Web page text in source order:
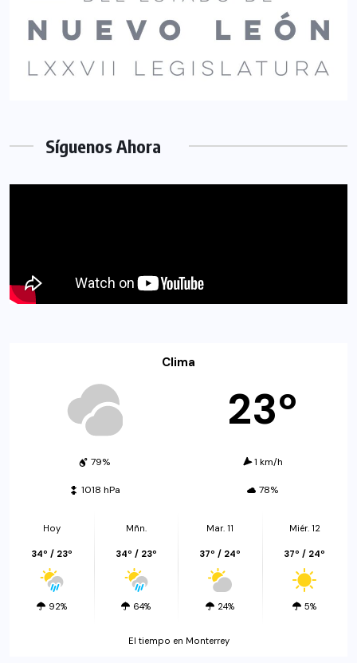
Síguenos Ahora
Clima
23º
79% 1 km/h
1018 hPa 78%
Hoy
34º / 23º
92%
Mñn.
34º / 23º
64%
Mar. 11
37º / 24º
24%
Miér. 12
37º / 24º
5%
El tiempo en Monterrey